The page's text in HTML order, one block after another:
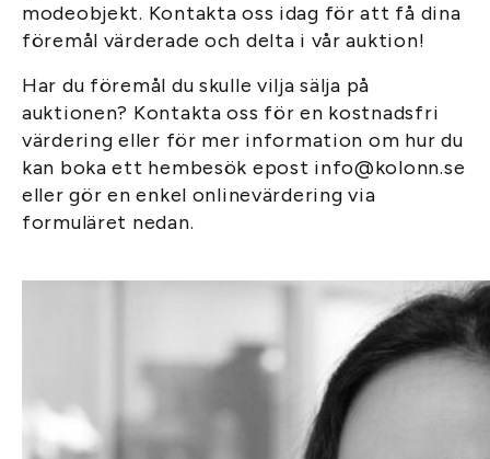
modeobjekt. Kontakta oss idag för att få dina
föremål värderade och delta i vår auktion!
Har du föremål du skulle vilja sälja på
auktionen? Kontakta oss för en kostnadsfri
värdering eller för mer information om hur du
kan boka ett hembesök epost info@kolonn.se
eller gör en enkel onlinevärdering via
formuläret nedan.